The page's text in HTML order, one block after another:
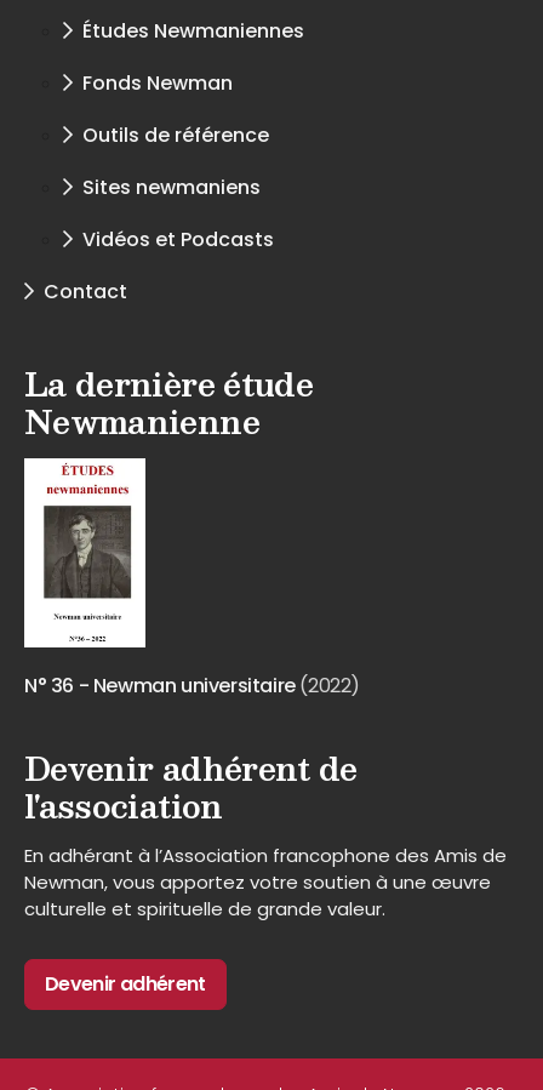
Études Newmaniennes
Fonds Newman
Outils de référence
Sites newmaniens
Vidéos et Podcasts
Contact
La dernière étude
Newmanienne
N° 36 - Newman universitaire(2022)
Devenir adhérent de
l'association
En adhérant à l’Association francophone des Amis de
Newman, vous apportez votre soutien à une œuvre
culturelle et spirituelle de grande valeur.
Devenir adhérent